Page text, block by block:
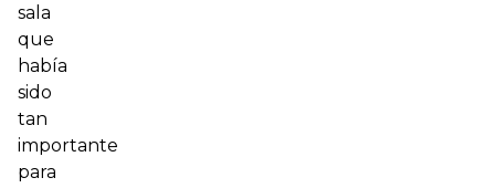
sala
que
había
sido
tan
importante
para